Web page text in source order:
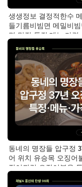
생생정보 결정적한수
들기름비빔면 메밀비
면 맛집 특징·메뉴·가격
동네의 명장들 압구정
어 위치 유승목 오징어
징어튀김 오징어볶음 특